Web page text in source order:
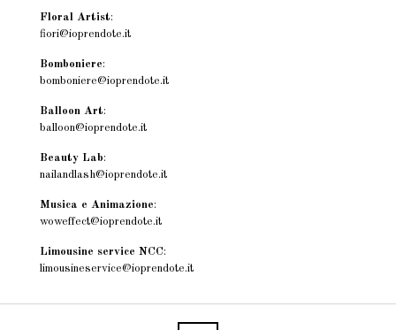
Floral Artist:
fiori@ioprendote.it
Bomboniere:
bomboniere@ioprendote.it
Balloon Art:
balloon@ioprendote.it
Beauty Lab:
nailandlash@ioprendote.it
Musica e Animazione:
woweffect@ioprendote.it
Limousine service NCC:
limousineservice@ioprendote.it